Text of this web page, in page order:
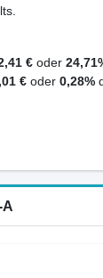
€oder
€oder 0,28%
A